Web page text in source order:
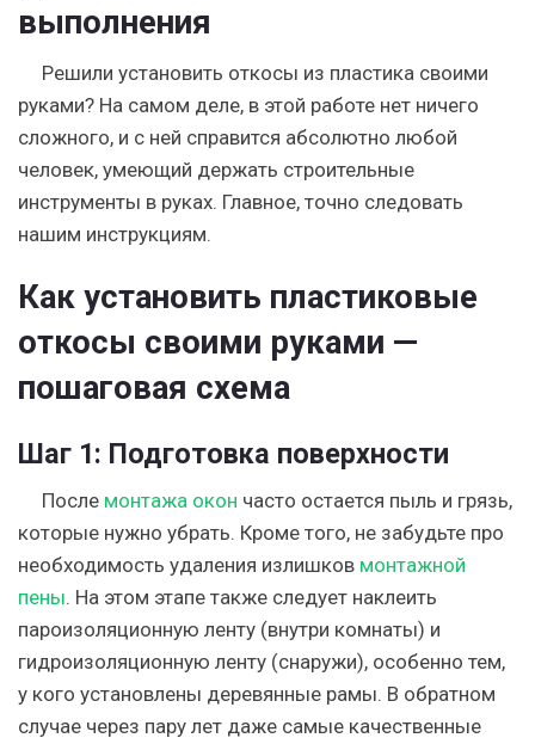
выполнения
Решили установить откосы из пластика своими
руками? На самом деле, в этой работе нет ничего
сложного, и с ней справится абсолютно любой
человек, умеющий держать строительные
инструменты в руках. Главное, точно следовать
нашим инструкциям.
Как установить пластиковые
откосы своими руками —
пошаговая схема
Шаг 1: Подготовка поверхности
После монтажа окон часто остается пыль и грязь,
которые нужно убрать. Кроме того, не забудьте про
необходимость удаления излишков монтажной
пены. На этом этапе также следует наклеить
пароизоляционную ленту (внутри комнаты) и
гидроизоляционную ленту (снаружи), особенно тем,
у кого установлены деревянные рамы. В обратном
случае через пару лет даже самые качественные